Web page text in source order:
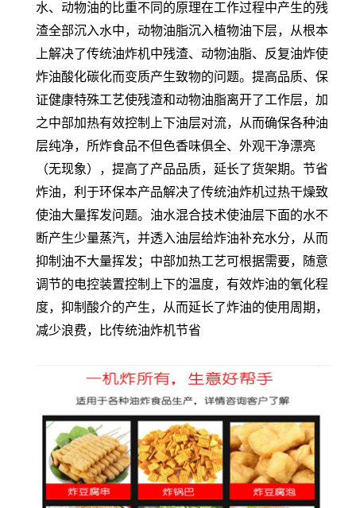
水、动物油的比重不同的原理在工作过程中产生的残
渣全部沉入水中，动物油脂沉入植物油下层，从根本
上解决了传统油炸机中残渣、动物油脂、反复油炸使
炸油酸化碳化而变质产生致物的问题。 提高品质、保
证健康特殊工艺使残渣和动物油脂离开了工作层，加
之中部加热有效控制上下油层对流，从而确保各种油
层纯净，所炸食品不但色香味俱全、外观干净漂亮
（无现象），提高了产品品质，延长了货架期。节省
炸油，利于环保本产品解决了传统油炸机过热干燥致
使油大量挥发问题。油水混合技术使油层下面的水不
断产生少量蒸汽，并透入油层给炸油补充水分，从而
抑制油不大量挥发；中部加热工艺可根据需要，随意
调节的电控装置控制上下的温度，有效炸油的氧化程
度，抑制酸介的产生，从而延长了炸油的使用周期，
减少浪费，比传统油炸机节省